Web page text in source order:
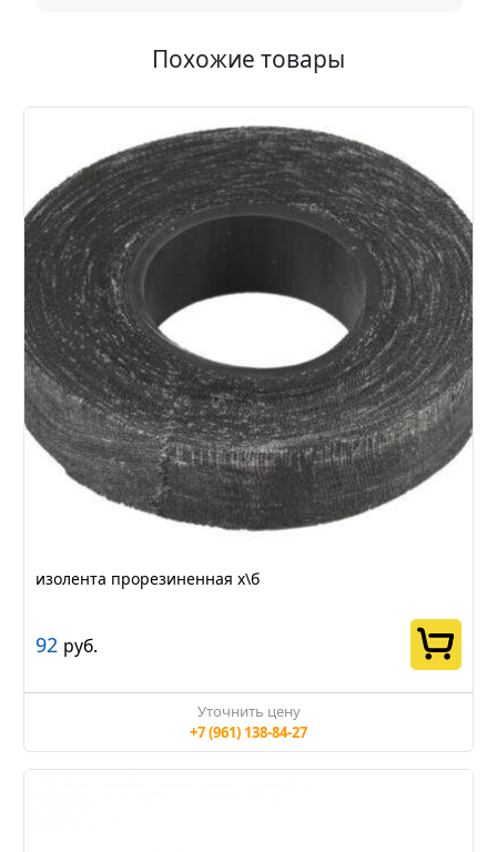
Похожие товары
изолента прорезиненная х\б
92 руб.
Уточнить цену
+7 (961) 138-84-27